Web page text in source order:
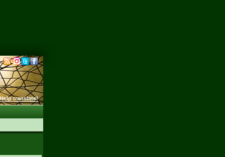
translate!